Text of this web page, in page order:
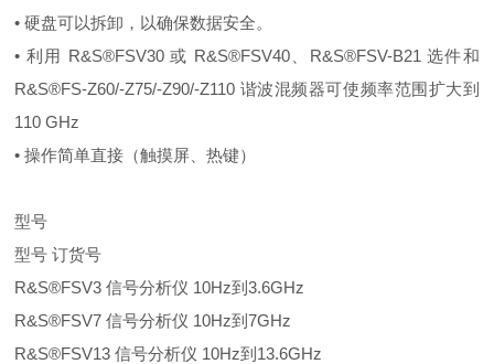
• 硬盘可以拆卸，以确保数据安全。
• 利用 R&S®FSV30 或 R&S®FSV40、R&S®FSV-B21 选件和
R&S®FS-Z60/-Z75/-Z90/-Z110 谐波混频器可使频率范围扩大到
110 GHz
• 操作简单直接（触摸屏、热键）
型号
型号 订货号
R&S®FSV3 信号分析仪 10Hz到3.6GHz
R&S®FSV7 信号分析仪 10Hz到7GHz
R&S®FSV13 信号分析仪 10Hz到13.6GHz